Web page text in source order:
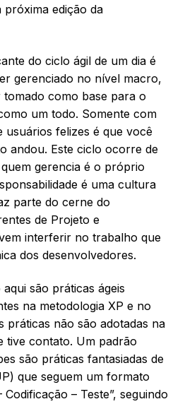
edição da
do ciclo ágil de um dia é
gerenciado no nível macro,
como base para o
um todo. Somente com
felizes é que você
andou. Este ciclo ocorre de
gerencia é o próprio
é uma cultura
parte do cerne do
de Projeto e
interferir no trabalho que
dos desenvolvedores.
são práticas ágeis
na metodologia XP e no
práticas não são adotadas na
tive contato. Um padrão
são práticas fantasiadas de
que seguem um formato
– Teste”, seguindo